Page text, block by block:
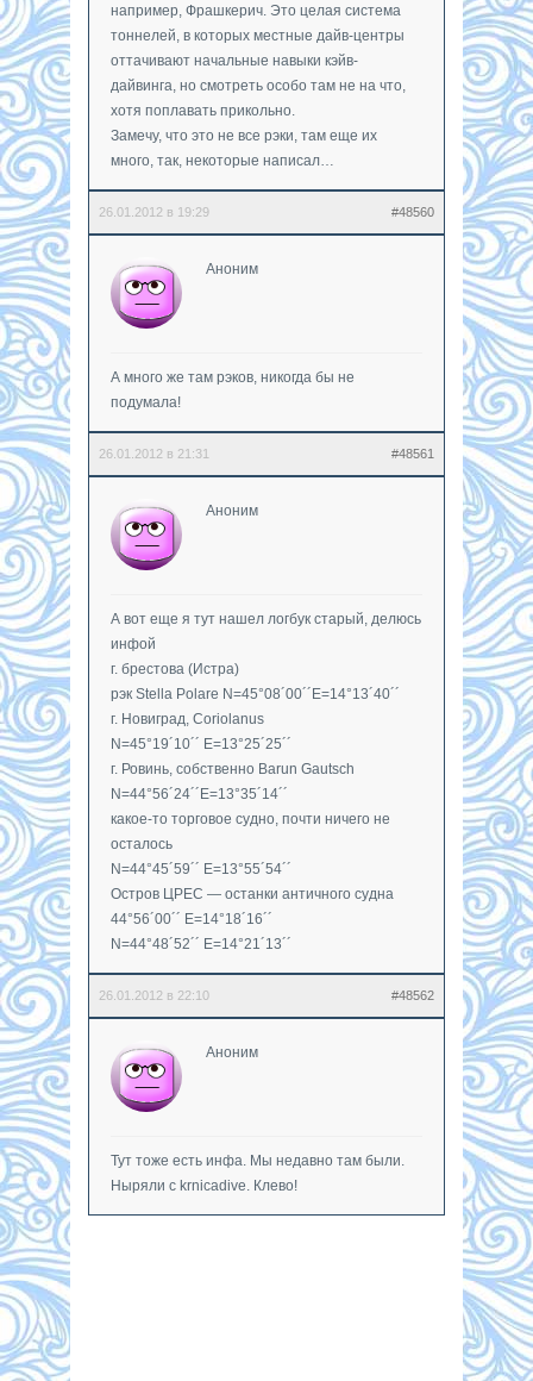
например, Фрашкерич. Это целая система
тоннелей, в которых местные дайв-центры
оттачивают начальные навыки кэйв-
дайвинга, но смотреть особо там не на что,
хотя поплавать прикольно.
Замечу, что это не все рэки, там еще их
много, так, некоторые написал…
26.01.2012 в 19:29 #48560
Аноним
А много же там рэков, никогда бы не
подумала!
26.01.2012 в 21:31 #48561
Аноним
А вот еще я тут нашел логбук старый, делюсь
инфой
г. брестова (Истра)
рэк Stella Polare N=45°08´00´´E=14°13´40´´
г. Новиград, Coriolanus
N=45°19´10´´ E=13°25´25´´
г. Ровинь, собственно Barun Gautsch
N=44°56´24´´E=13°35´14´´
какое-то торговое судно, почти ничего не
осталось
N=44°45´59´´ E=13°55´54´´
Остров ЦРЕС — останки античного судна
44°56´00´´ E=14°18´16´´
N=44°48´52´´ E=14°21´13´´
26.01.2012 в 22:10 #48562
Аноним
Тут тоже есть инфа. Мы недавно там были.
Ныряли с krnicadive. Клево!